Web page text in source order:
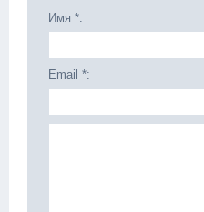
Имя *:
Email *: